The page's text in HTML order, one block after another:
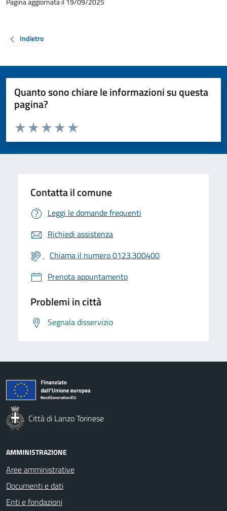
Indietro
Quanto sono chiare le informazioni su questa
pagina?
Valuta da 1 a 5 stelle la pagina
Valuta 5 stelle su 5
Valuta 4 stelle su 5
Valuta 3 stelle su 5
Valuta 2 stelle su 5
Valuta 1 stelle su 5
Contatta il comune
Leggi le domande frequenti
Richiedi assistenza
Chiama il numero 0123.300400
Prenota appuntamento
Problemi in città
Segnala disservizio
Città di Lanzo Torinese
AMMINISTRAZIONE
Aree amministrative
Documenti e dati
Enti e fondazioni